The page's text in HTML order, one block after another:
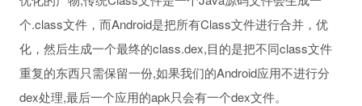
个.class文件，而Android是把所有Class文件进行合并，优
化，然后生成一个最终的class.dex,目的是把不同class文件
重复的东西只需保留一份,如果我们的Android应用不进行分
dex处理,最后一个应用的apk只会有一个dex文件。